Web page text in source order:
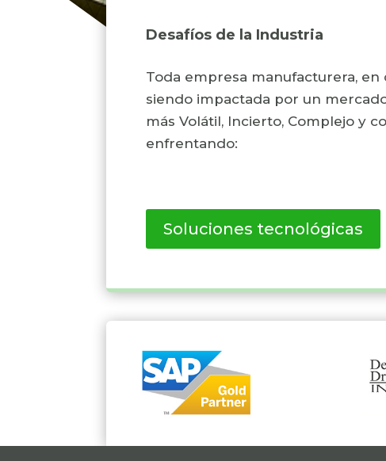
Desafíos de la Industria
Toda empresa manufacturera, en
siendo impactada por un
más Volátil, Incierto, Complejo y
enfrentando:
Soluciones tecnológicas